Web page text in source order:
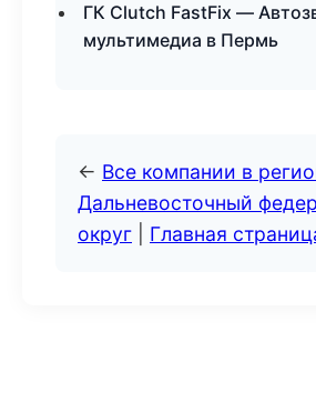
ГК Clutch FastFix —
мультимедиа в Пермь
← Все компании в
Дальневосточный
округ
Главная